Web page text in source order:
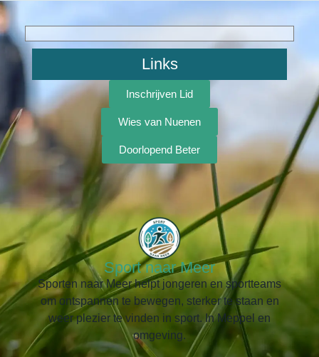
Links
Inschrijven Lid
Wies van Nuenen
Doorlopend Beter
Sport naar Meer
Sporten naar Meer helpt jongeren en sportteams
om ontspannen te bewegen, sterker te staan en
weer plezier te vinden in sport. In Meppel en
omgeving.